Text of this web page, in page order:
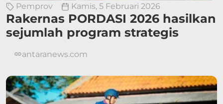
Pemprov Kamis, 5 Februari 2026
Rakernas PORDASI 2026 hasilkan
sejumlah program strategis
antaranews.com